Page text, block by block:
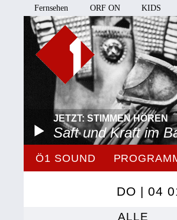
Fernsehen ORF ON KIDS
JETZT: STIMMEN HÖREN
Saft und Kraft im
Ö1 SOUND
DO | 04
ALLE